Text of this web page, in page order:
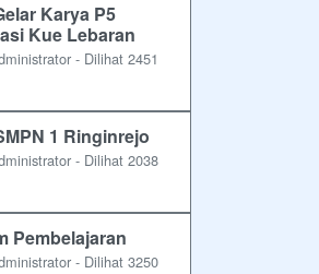
Karya P5
Kue Lebaran
- Dilihat 2451
1 Ringinrejo
- Dilihat 2038
Pembelajaran
- Dilihat 3250